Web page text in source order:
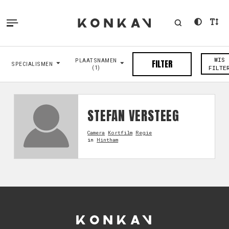
SPECIALISMEN
PLAATSNAMEN
(1)
FILTER
WIS
STEFAN VERSTEEG
Camera Kortfilm Regie
in Hintham